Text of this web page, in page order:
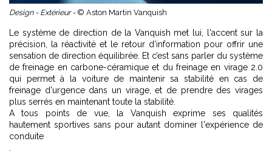
Design - Extérieur - © Aston Martin Vanquish
Le système de direction de la Vanquish met lui, l'accent sur la
précision, la réactivité et le retour d'information pour offrir une
sensation de direction équilibrée. Et c’est sans parler du système
de freinage en carbone-céramique et du freinage en virage 2.0
qui permet à la voiture de maintenir sa stabilité en cas de
freinage d'urgence dans un virage, et de prendre des virages
plus serrés en maintenant toute la stabilité.
A tous points de vue, la Vanquish exprime ses qualités
hautement sportives sans pour autant dominer l'expérience de
conduite